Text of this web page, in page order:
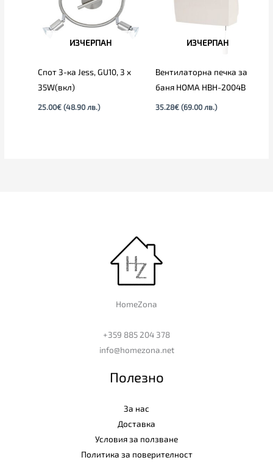
ИЗЧЕРПАН
Спот 3-ка Jess, GU10, 3 x
35W(вкл)
25.00€ (48.90 лв.)
ИЗЧЕРПАН
Вентилаторна печка за
баня HOMA HBH-2004B
35.28€ (69.00 лв.)
HomeZona
+359 885 204 378
info@homezona.net
Полезно
За нас
Доставка
Условия за ползване
Политика за поверителност